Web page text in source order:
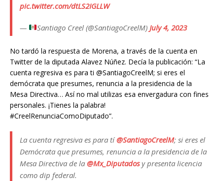
pic.twitter.com/dtLS2IGLLW
— Santiago Creel (@SantiagoCreelM) July 4, 2023
No tardó la respuesta de Morena, a través de la cuenta en
Twitter de la diputada Alavez Núñez. Decía la publicación: “La
cuenta regresiva es para ti @SantiagoCreelM; si eres el
demócrata que presumes, renuncia a la presidencia de la
Mesa Directiva… Así no mal utilizas esa envergadura con fines
personales. ¡Tienes la palabra!
#CreelRenunciaComoDiputado”.
La cuenta regresiva es para tí@SantiagoCreelM; si eres el
Demócrata que presumes, renuncia a la presidencia de la
Mesa Directiva de la @Mx_Diputadosy presenta licencia
como dip federal.